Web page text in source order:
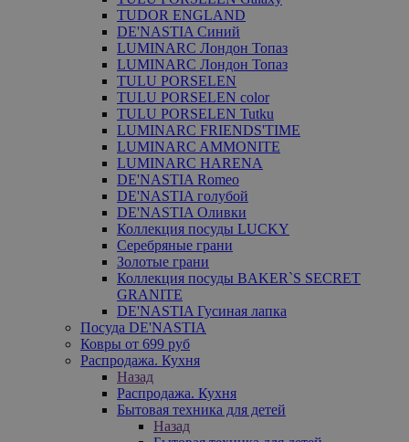
TUDOR ENGLAND
DE'NASTIA Синий
LUMINARC Лондон Топаз
LUMINARC Лондон Топаз
TULU PORSELEN
TULU PORSELEN color
TULU PORSELEN Tutku
LUMINARC FRIENDS'TIME
LUMINARC AMMONITE
LUMINARC HARENA
DE'NASTIA Romeo
DE'NASTIA голубой
DE'NASTIA Оливки
Коллекция посуды LUCKY
Серебряные грани
Золотые грани
Коллекция посуды BAKER`S SECRET
GRANITE
DE'NASTIA Гусиная лапка
Посуда DE'NASTIA
Ковры от 699 руб
Распродажа. Кухня
Назад
Распродажа. Кухня
Бытовая техника для детей
Назад